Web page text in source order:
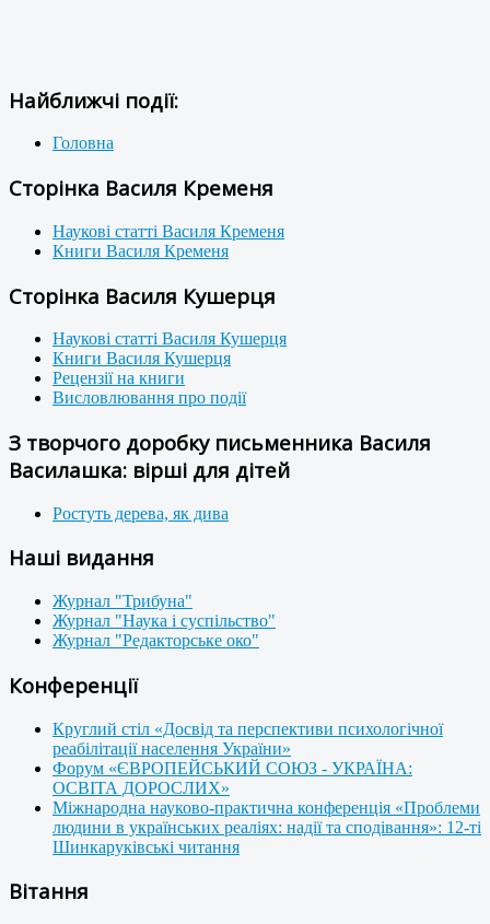
Найближчі події:
Головна
Сторінка Василя Кременя
Наукові статті Василя Кременя
Книги Василя Кременя
Сторінка Василя Кушерця
Наукові статті Василя Кушерця
Книги Василя Кушерця
Рецензії на книги
Висловлювання про події
З творчого доробку письменника Василя
Василашка: вірші для дітей
Ростуть дерева, як дива
Наші видання
Журнал "Трибуна"
Журнал "Наука і суспільство"
Журнал "Редакторське око"
Конференції
Круглий стіл «Досвід та перспективи психологічної
реабілітації населення України»
Форум «ЄВРОПЕЙСЬКИЙ СОЮЗ - УКРАЇНА:
ОСВІТА ДОРОСЛИХ»
Міжнародна науково-практична конференція «Проблеми
людини в українських реаліях: надії та сподівання»: 12-ті
Шинкаруківські читання
Вітання